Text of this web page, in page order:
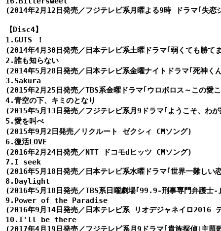
(2014年2月12日発売／フジテレビ系月曜よる9時 ドラマ｢失恋
【Disc4】
1.GUTS ！
(2014年4月30日発売／日本テレビ系土曜ドラマ｢弱くても勝
2.誰も知らない
(2014年5月28日発売／日本テレビ系金曜ナイトドラマ｢死神く
3.Sakura
(2015年2月25日発売／TBS系金曜ドラマ｢ウロボロス～この愛
4.青空の下、キミのとなり
(2015年5月13日発売／フジテレビ系月9ドラマ｢ようこそ、わ
5.愛を叫べ
(2015年9月2日発売／リクルート ゼクシィ CMソング)
6.復活LOVE
(2016年2月24日発売／NTT ドコモdヒッツ CMソング)
7.I seek
(2016年5月18日発売／日本テレビ系水曜ドラマ｢世界一難しい
8.Daylight
(2016年5月18日発売／TBS系日曜劇場｢99.9-刑事専門弁護士-
9.Power of the Paradise
(2016年9月14日発売／日本テレビ系 リオデジャネイロ2016
10.I'll be there